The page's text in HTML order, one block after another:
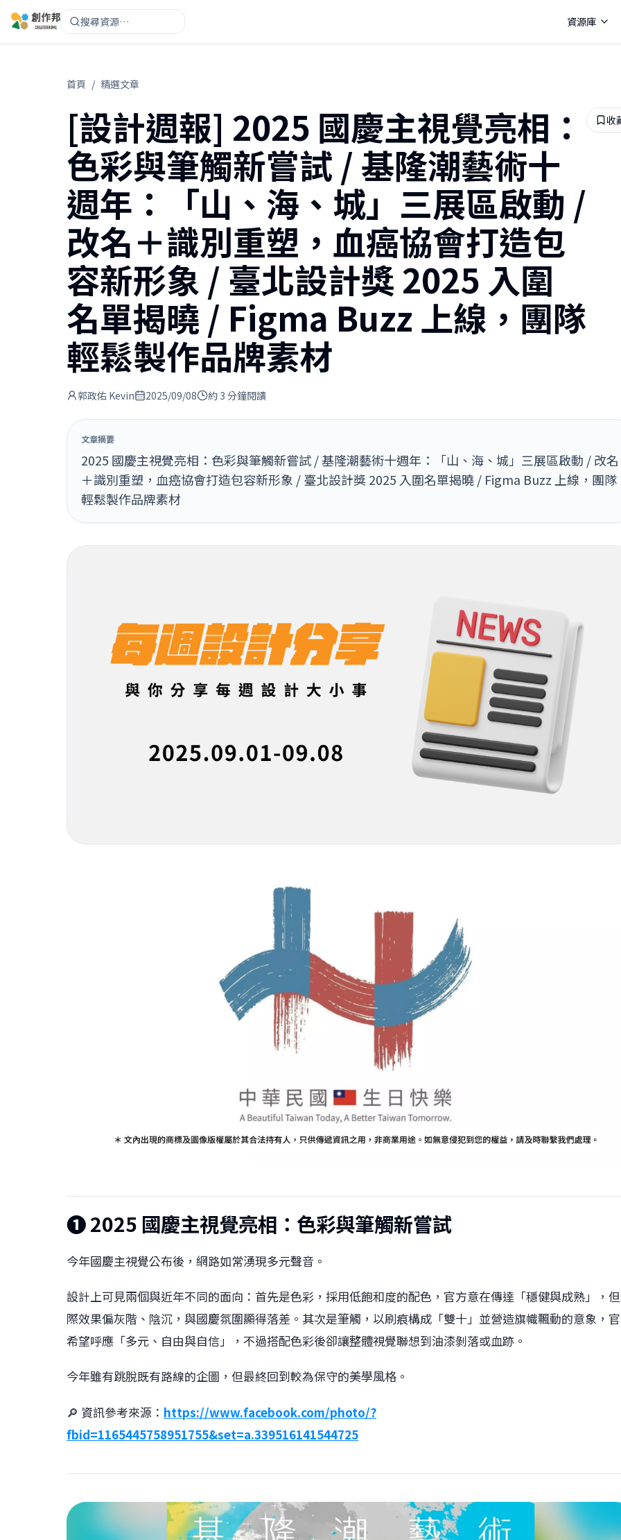
搜尋資源… 資源庫
首頁 / 精選文章
[設計週報] 2025 國慶主視覺亮相：
色彩與筆觸新嘗試 / 基隆潮藝術十
週年：「山、海、城」三展區啟動 /
改名＋識別重塑，血癌協會打造包
容新形象 / 臺北設計獎 2025 入圍
名單揭曉 / Figma Buzz 上線，團隊
輕鬆製作品牌素材
收
郭政佑 Kevin 2025/09/08 約 3 分鐘閱讀
文章摘要
2025 國慶主視覺亮相：色彩與筆觸新嘗試 / 基隆潮藝術十週年：「山、海、城」三展區啟動 / 改名
＋識別重塑，血癌協會打造包容新形象 / 臺北設計獎 2025 入圍名單揭曉 / Figma Buzz 上線，團隊
輕鬆製作品牌素材
❶2025 國慶主視覺亮相：色彩與筆觸新嘗試
今年國慶主視覺公布後，網路如常湧現多元聲音。
設計上可見兩個與近年不同的面向：首先是色彩，採用低飽和度的配色，官方意在傳達「穩健與成熟」，
際效果偏灰階、陰沉，與國慶氛圍顯得落差。其次是筆觸，以刷痕構成「雙十」並營造旗幟飄動的意象，
希望呼應「多元、自由與自信」，不過搭配色彩後卻讓整體視覺聯想到油漆剝落或血跡。
今年雖有跳脫既有路線的企圖，但最終回到較為保守的美學風格。
🔎 資訊參考來源： https://www.facebook.com/photo/?
fbid=1165445758951755&set=a.339516141544725